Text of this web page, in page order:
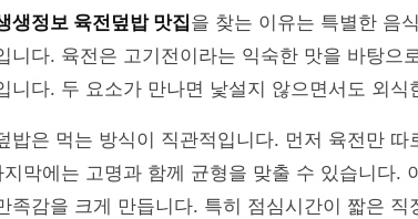
생정보 육전덮밥 맛집을 찾는 이유는 특별한 음
니다. 육전은 고기전이라는 익숙한 맛을 바탕으
니다. 두 요소가 만나면 낯설지 않으면서도 외
밥은 먹는 방식이 직관적입니다. 먼저 육전만
막에는 고명과 함께 균형을 맞출 수 있습니다.
족감을 크게 만듭니다. 특히 점심시간이 짧은 직